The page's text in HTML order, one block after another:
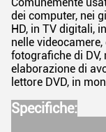
dei computer, nei
HD, in TV digitali,
nelle
fotografiche di DV,
elaborazione di
lettore DVD, in
Specifiche: